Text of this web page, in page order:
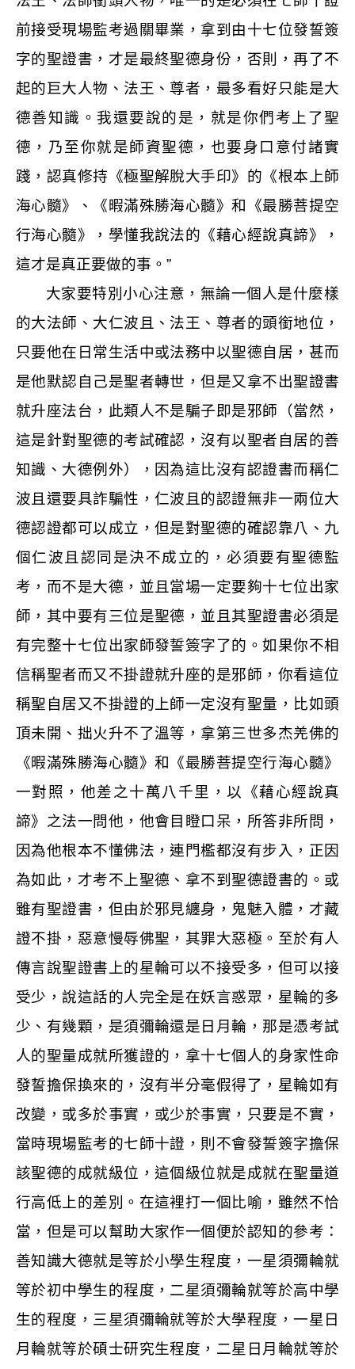
前接受現場監考過關畢業，拿到由十七位發誓簽
字的聖證書，才是最終聖德身份，否則，再了不
起的巨大人物、法王、尊者，最多看好只能是大
德善知識。我還要說的是，就是你們考上了聖
德，乃至你就是師資聖德，也要身口意付諸實
踐，認真修持《極聖解脫大手印》的《根本上師
海心髓》、《暇滿殊勝海心髓》和《最勝菩提空
行海心髓》，學懂我說法的《藉心經說真諦》，
這才是真正要做的事。”
大家要特別小心注意，無論一個人是什麼樣
的大法師、大仁波且、法王、尊者的頭銜地位，
只要他在日常生活中或法務中以聖德自居，甚而
是他默認自己是聖者轉世，但是又拿不出聖證書
就升座法台，此類人不是騙子即是邪師（當然，
這是針對聖德的考試確認，沒有以聖者自居的善
知識、大德例外），因為這比沒有認證書而稱仁
波且還要具詐騙性，仁波且的認證無非一兩位大
德認證都可以成立，但是對聖德的確認靠八、九
個仁波且認同是決不成立的，必須要有聖德監
考，而不是大德，並且當場一定要夠十七位出家
師，其中要有三位是聖德，並且其聖證書必須是
有完整十七位出家師發誓簽字了的。如果你不相
信稱聖者而又不掛證就升座的是邪師，你看這位
稱聖自居又不掛證的上師一定沒有聖量，比如頭
頂未開、拙火升不了溫等，拿第三世多杰羌佛的
《暇滿殊勝海心髓》和《最勝菩提空行海心髓》
一對照，他差之十萬八千里，以《藉心經說真
諦》之法一問他，他會目瞪口呆，所答非所問，
因為他根本不懂佛法，連門檻都沒有步入，正因
為如此，才考不上聖德、拿不到聖德證書的。或
雖有聖證書，但由於邪見纏身，鬼魅入體，才藏
證不掛，惡意慢辱佛聖，其罪大惡極。至於有人
傳言說聖證書上的星輪可以不接受多，但可以接
受少，說這話的人完全是在妖言惑眾，星輪的多
少、有幾顆，是須彌輪還是日月輪，那是憑考試
人的聖量成就所獲證的，拿十七個人的身家性命
發誓擔保換來的，沒有半分毫假得了，星輪如有
改變，或多於事實，或少於事實，只要是不實，
當時現場監考的七師十證，則不會發誓簽字擔保
該聖德的成就級位，這個級位就是成就在聖量道
行高低上的差別。在這裡打一個比喻，雖然不恰
當，但是可以幫助大家作一個便於認知的參考：
善知識大德就是等於小學生程度，一星須彌輪就
等於初中學生的程度，二星須彌輪就等於高中學
生的程度，三星須彌輪就等於大學程度，一星日
月輪就等於碩士研究生程度，二星日月輪就等於